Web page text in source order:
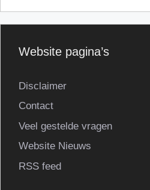
Website pagina’s
Disclaimer
Contact
Veel gestelde vragen
Website Nieuws
RSS feed